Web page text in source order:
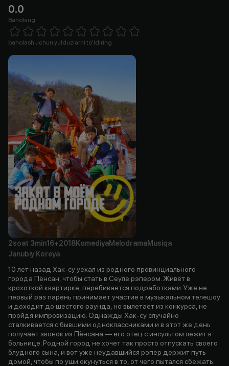
0.0
Baholang
1 Star 2 Stars 3 Stars 4 Stars5 Stars 6 Stars7 Stars8 Stars
baholash uchun yulduzlarni to'ldiring
2soat 3min16+2018KomediyaMelodramaMusiqa
Janubiy Koreya
10 лет назад Хак-су уехал из родного провинциального
города Пёнсан, чтобы стать в Сеуле рэпером. Живёт в
крохоткой квартирке, перебивается подработками. Уже не
первый раз парень принимает участие в музыкальном телешоу
и доходит до шестого раунда, но вылетает из конкурса, не
пройдя импровизацию. Однажды Хак-су случайно
сталкивается с бывшими одноклассниками и в этот же день
получает звонок из Пёнсана — его отец с инсультом лежит в
больнице. Родной город не хочет так просто отпускать своего
блудного сына, и вот уже неудавшийся рэпер держит путь
домой, чтобы по уши окунуться в то, от чего пытался сбежать.